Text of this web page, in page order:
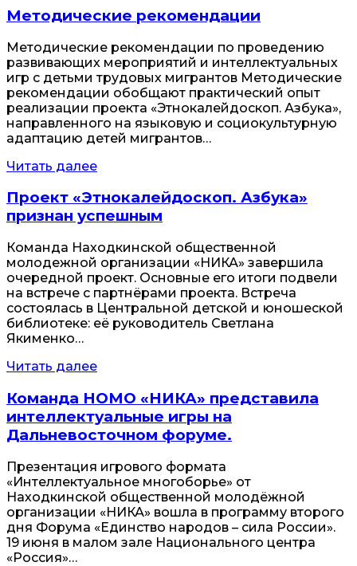
Методические рекомендации
Методические рекомендации по проведению
развивающих мероприятий и интеллектуальных
игр с детьми трудовых мигрантов Методические
рекомендации обобщают практический опыт
реализации проекта «Этнокалейдоскоп. Азбука»,
направленного на языковую и социокультурную
адаптацию детей мигрантов…
Читать далее
Проект «Этнокалейдоскоп. Азбука»
признан успешным
Команда Находкинской общественной
молодежной организации «НИКА» завершила
очередной проект. Основные его итоги подвели
на встрече с партнёрами проекта. Встреча
состоялась в Центральной детской и юношеской
библиотеке: её руководитель Светлана
Якименко…
Читать далее
Команда НОМО «НИКА» представила
интеллектуальные игры на
Дальневосточном форуме.
Презентация игрового формата
«Интеллектуальное многоборье» от
Находкинской общественной молодёжной
организации «НИКА» вошла в программу второго
дня Форума «Единство народов – сила России».
19 июня в малом зале Национального центра
«Россия»…